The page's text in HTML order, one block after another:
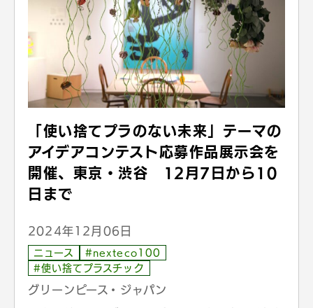
「使い捨てプラのない未来」テーマの
アイデアコンテスト応募作品展示会を
開催、東京・渋谷 12月7日から10
日まで
2024年12月06日
ニュース
#nexteco100
#使い捨てプラスチック
グリーンピース・ジャパン